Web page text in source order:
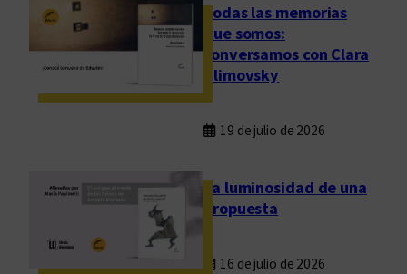
Todas las memorias
que somos:
conversamos con Clara
Klimovsky
19 de julio de 2026
La luminosidad de una
propuesta
16 de julio de 2026